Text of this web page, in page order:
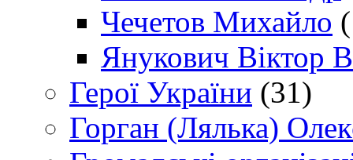
Чечетов Михайло
Янукович Віктор
Герої України (31)
Горган (Лялька)